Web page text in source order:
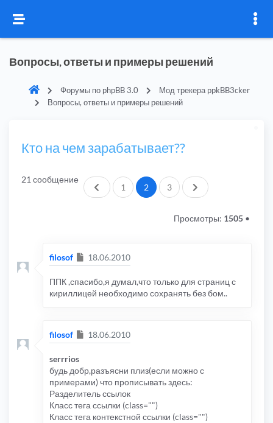
Вопросы, ответы и примеры решений
Форумы по phpBB 3.0
Мод трекера ppkBB3cker
Вопросы, ответы и примеры решений
Кто на чем зарабатывает??
21 сообщение
Пред.1 2 3 След.
Просмотры: 1505 •
filosof Сообщение
18.06.2010
ППК ,спасибо,я думал,что только для страниц с
кириллицей необходимо сохранять без бом..
filosof Сообщение
18.06.2010
serrrios
будь добр,разъясни плиз(если можно с
примерами) что прописывать здесь:
Разделитель ссылок
Класс тега ссылки (class="")
Класс тега контекстной ссылки (class="")